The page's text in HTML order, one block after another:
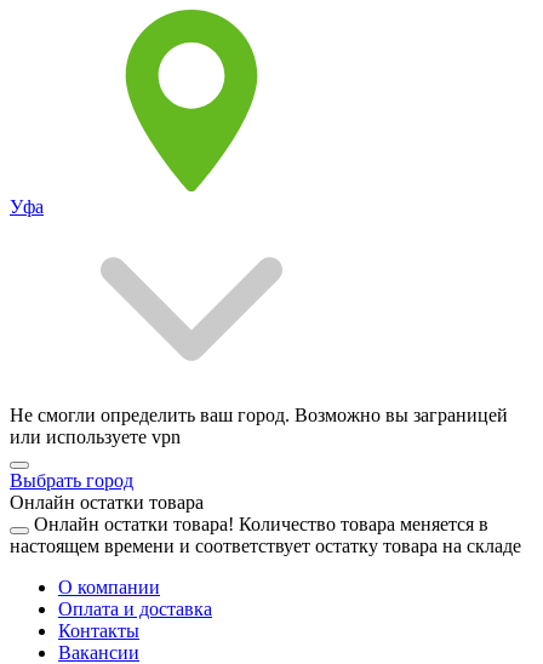
Уфа
Не смогли определить ваш город. Возможно вы заграницей
или используете vpn
Выбрать город
Онлайн остатки товара
Онлайн остатки товара! Количество товара меняется в
настоящем времени и соответствует остатку товара на складе
О компании
Оплата и доставка
Контакты
Вакансии